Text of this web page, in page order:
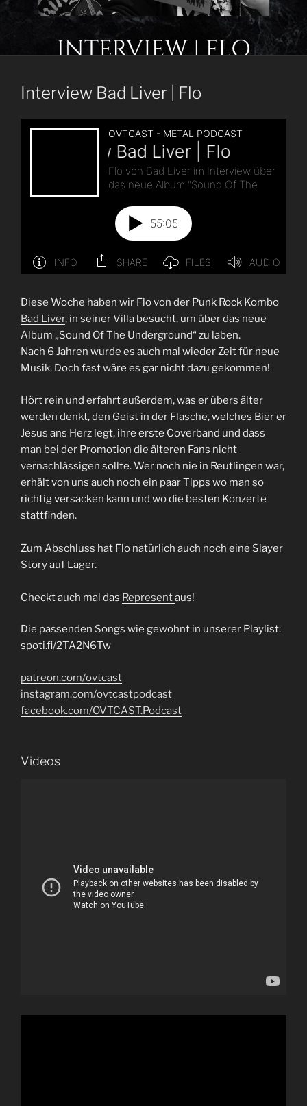
Interview Bad Liver | Flo
Diese Woche haben wir Flo von der Punk Rock Kombo
Bad Liver, in seiner Villa besucht, um über das neue
Album „Sound Of The Underground“ zu laben.
Nach 6 Jahren wurde es auch mal wieder Zeit für neue
Musik. Doch fast wäre es gar nicht dazu gekommen!
Hört rein und erfahrt außerdem, was er übers älter
werden denkt, den Geist in der Flasche, welches Bier er
Jesus ans Herz legt, ihre erste Coverband und dass
man bei der Promotion die älteren Fans nicht
vernachlässigen sollte. Wer noch nie in Reutlingen war,
erhält von uns auch noch ein paar Tipps wo man so
richtig versacken kann und wo die besten Konzerte
stattfinden.
Zum Abschluss hat Flo natürlich auch noch eine Slayer
Story auf Lager.
Checkt auch mal das Representaus!
Die passenden Songs wie gewohnt in unserer Playlist:
spoti.fi/2TA2N6Tw
patreon.com/ovtcast
instagram.com/ovtcastpodcast
facebook.com/OVTCAST.Podcast
Videos